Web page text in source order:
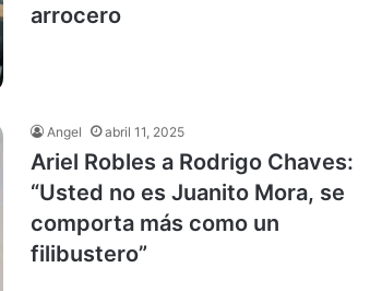
arrocero
Angel abril 11, 2025
Ariel Robles a Rodrigo Chaves:
“Usted no es Juanito Mora, se
comporta más como un
filibustero”